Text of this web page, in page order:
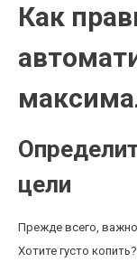
Как
цели
Прежде всего,
Хотите густо